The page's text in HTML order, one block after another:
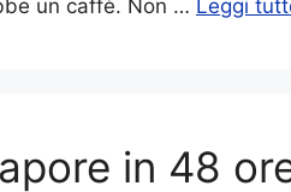
un caffè. Non … Leggi
in 48